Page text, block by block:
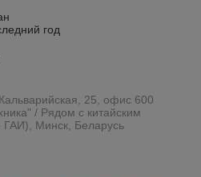
год
25, офис 600
/ Рядом с китайским
ГАИ), Минск, Беларусь